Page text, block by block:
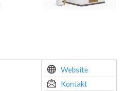
Website
Kontakt